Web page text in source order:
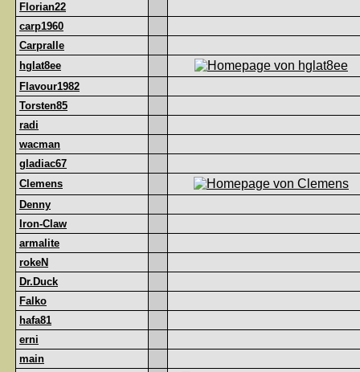
Florian22
carp1960
Carpralle
hglat8ee
Flavour1982
Torsten85
radi
wacman
gladiac67
Clemens
Denny
Iron-Claw
armalite
rokeN
Dr.Duck
Falko
hafa81
erni
main